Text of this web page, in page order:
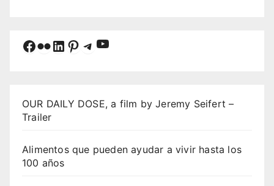
Facebook
Flickr
LinkedIn
Pinterest
Telegram
YouTube
OUR DAILY DOSE, a film by Jeremy Seifert –
Trailer
Alimentos que pueden ayudar a vivir hasta los
100 años